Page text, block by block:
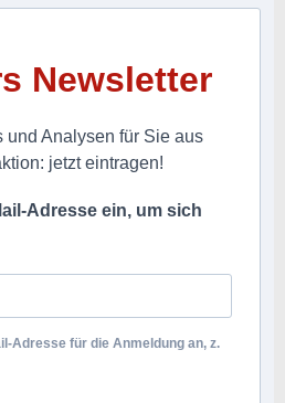
Newsletter
und Analysen für Sie aus
jetzt eintragen!
Adresse ein, um sich
Adresse für die Anmeldung an, z.